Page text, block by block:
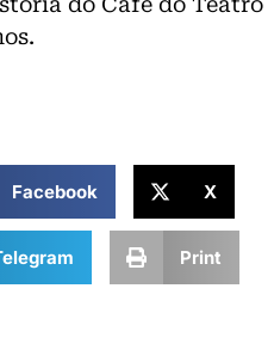
Facebook X
Print